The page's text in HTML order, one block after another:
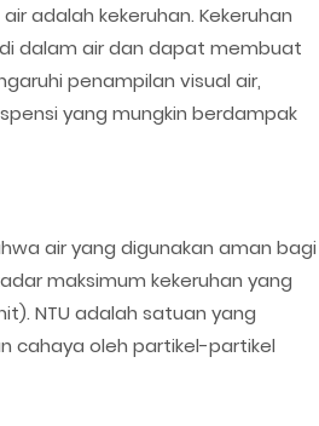
adalah kekeruhan. Kekeruhan
dalam air dan dapat membuat
penampilan visual air,
yang mungkin berdampak
air yang digunakan aman bagi
maksimum kekeruhan yang
NTU adalah satuan yang
cahaya oleh partikel-partikel